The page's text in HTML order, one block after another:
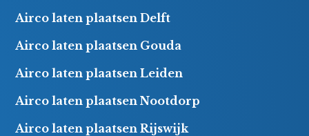
Airco laten plaatsen Delft
Airco laten plaatsen Gouda
Airco laten plaatsen Leiden
Airco laten plaatsen Nootdorp
Airco laten plaatsen Rijswijk